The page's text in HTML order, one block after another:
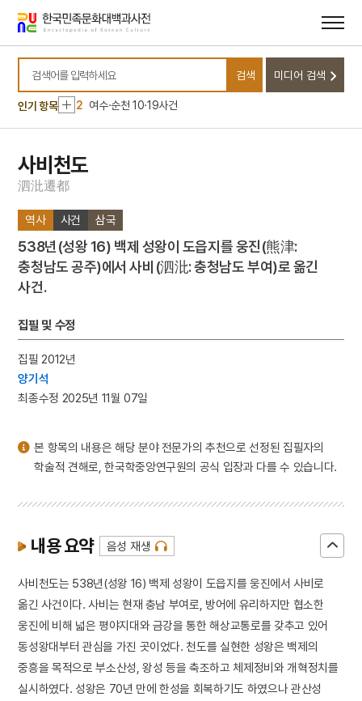
바로가기
바로가기
검색어를 입력하세요
검색 미디어 검색
인기 항목
10 김헌창의 난
1 금성대군
2 여수·순천 10·19사건
3 신앙촌
7
갑신정변
8
에스케이그룹
9 고려
4 조선책략
6 한강교 폭파사건
7 갑신정변
10 김헌창의 난
사비천도
泗沘遷都
역사 사건 삼국
538년(성왕 16) 백제 성왕이 도읍지를 웅진(熊津:
충청남도 공주)에서 사비(泗沘: 충청남도 부여)로 옮긴
사건.
집필 및 수정
집필 2012년
양기석
최종수정 2025년 11월 07일
본 항목의 내용은 해당 분야 전문가의 추천으로 선정된 집필자의
학술적 견해로, 한국학중앙연구원의 공식 입장과 다를 수 있습니다.
내용 요약 음성 재생
사비천도는 538년(성왕 16) 백제 성왕이 도읍지를 웅진에서 사비로
옮긴 사건이다. 사비는 현재 충남 부여로, 방어에 유리하지만 협소한
웅진에 비해 넓은 평야지대와 금강을 통한 해상교통로를 갖추고 있어
동성왕대부터 관심을 가진 곳이었다. 천도를 실현한 성왕은 백제의
중흥을 목적으로 부소산성, 왕성 등을 축조하고 체제정비와 개혁정치를
실시하였다. 성왕은 70년 만에 한성을 회복하기도 하였으나 관산성